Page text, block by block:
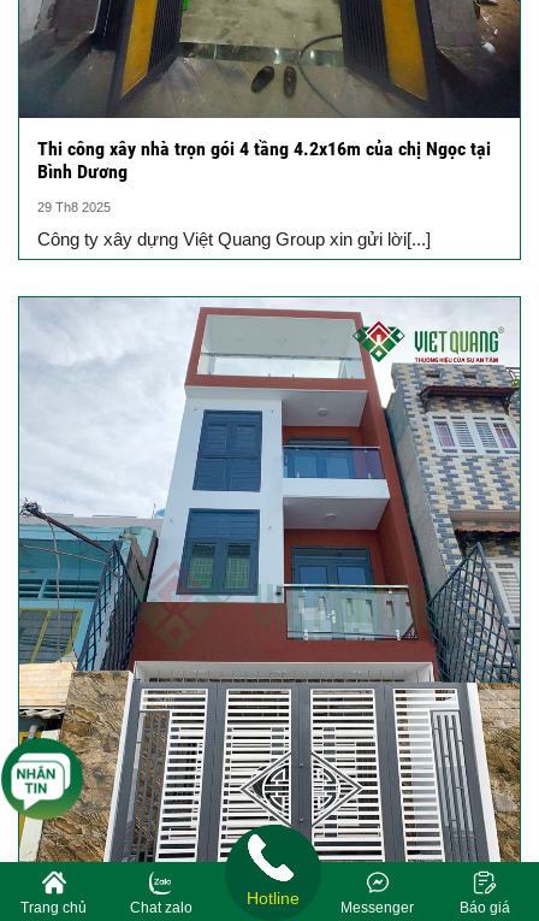
Thi công xây nhà trọn gói 4 tầng 4.2x16m của chị Ngọc tại
Bình Dương
29 Th8 2025
Công ty xây dựng Việt Quang Group xin gửi lời[...]
Trang chủ Chat zalo Báo giá
Messenger
Hotline